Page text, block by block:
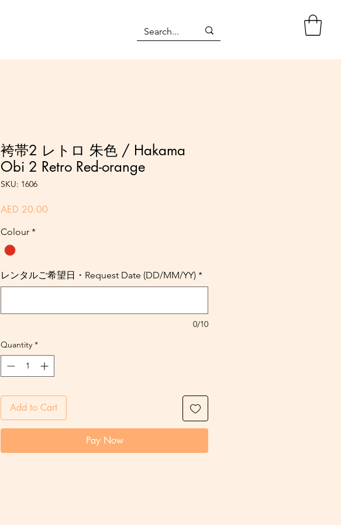
袴帯2 レトロ 朱色 / Hakama
Obi 2 Retro Red-orange
SKU: 1606
AED 20.00Price
Colour *
レンタルご希望日・Request Date (DD/MM/YY) *
0/10
Quantity *
Add to Cart
Pay Now